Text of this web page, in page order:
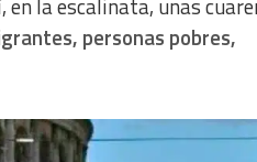
personas pobres,